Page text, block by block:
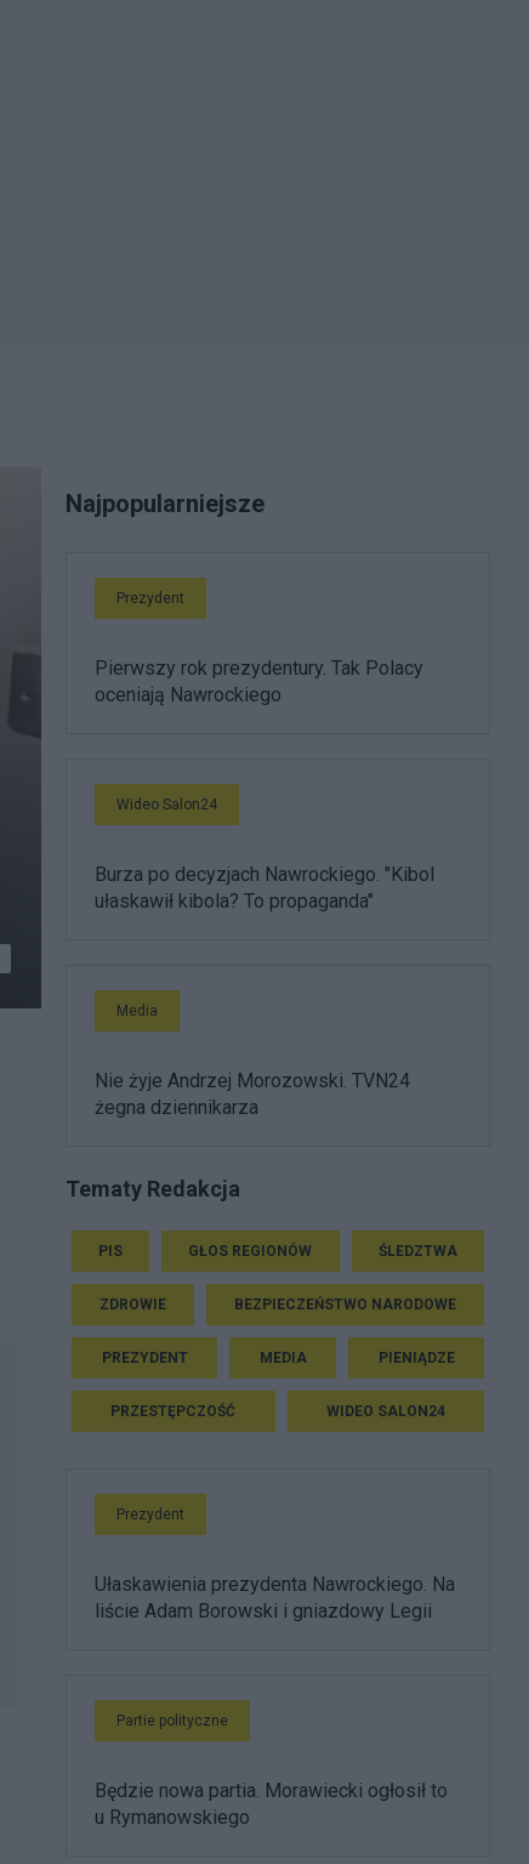
Najpopularniejsze
Prezydent
Pierwszy rok prezydentury. Tak Polacy
oceniają Nawrockiego
Wideo Salon24
Burza po decyzjach Nawrockiego. "Kibol
ułaskawił kibola? To propaganda"
Media
Nie żyje Andrzej Morozowski. TVN24
żegna dziennikarza
Tematy Redakcja
PIS GŁOS REGIONÓW ŚLEDZTWA
ZDROWIE BEZPIECZEŃSTWO NARODOWE
PREZYDENT MEDIA PIENIĄDZE
PRZESTĘPCZOŚĆ WIDEO SALON24
Prezydent
Ułaskawienia prezydenta Nawrockiego. Na
liście Adam Borowski i gniazdowy Legii
Partie polityczne
Będzie nowa partia. Morawiecki ogłosił to
u Rymanowskiego